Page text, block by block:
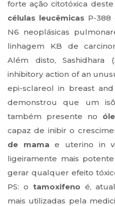
forte ação citotóxica
células leucêmicas P-388
N6 neoplásicas
linhagem KB de
Além disto, Sashidhara
inhibitory action of an
epi-sclareol in breast
demonstrou que um
também presente no
capaz de inibir o
de mama e uterino in
ligeiramente mais
gerar qualquer efeito
PS: o tamoxifeno é,
mais utilizadas pela